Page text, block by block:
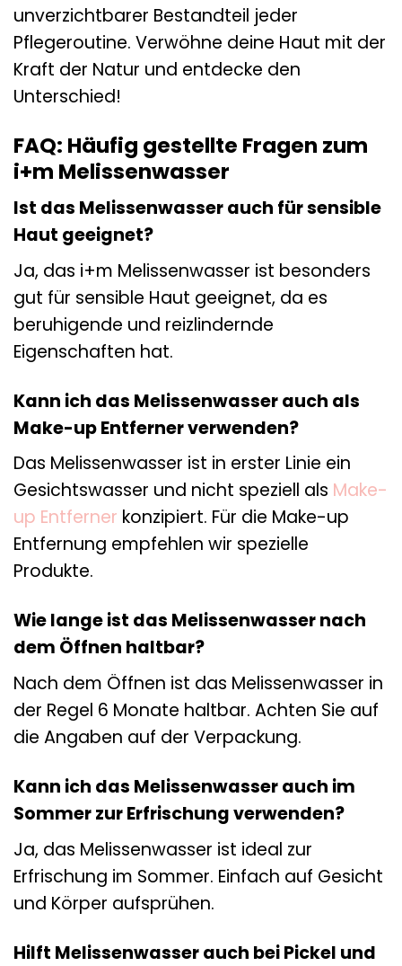
unverzichtbarer Bestandteil jeder
Pflegeroutine. Verwöhne deine Haut mit der
Kraft der Natur und entdecke den
Unterschied!
FAQ: Häufig gestellte Fragen zum
i+m Melissenwasser
Ist das Melissenwasser auch für sensible
Haut geeignet?
Ja, das i+m Melissenwasser ist besonders
gut für sensible Haut geeignet, da es
beruhigende und reizlindernde
Eigenschaften hat.
Kann ich das Melissenwasser auch als
Make-up Entferner verwenden?
Das Melissenwasser ist in erster Linie ein
Gesichtswasser und nicht speziell als Make-
up Entferner konzipiert. Für die Make-up
Entfernung empfehlen wir spezielle
Produkte.
Wie lange ist das Melissenwasser nach
dem Öffnen haltbar?
Nach dem Öffnen ist das Melissenwasser in
der Regel 6 Monate haltbar. Achten Sie auf
die Angaben auf der Verpackung.
Kann ich das Melissenwasser auch im
Sommer zur Erfrischung verwenden?
Ja, das Melissenwasser ist ideal zur
Erfrischung im Sommer. Einfach auf Gesicht
und Körper aufsprühen.
Hilft Melissenwasser auch bei Pickel und